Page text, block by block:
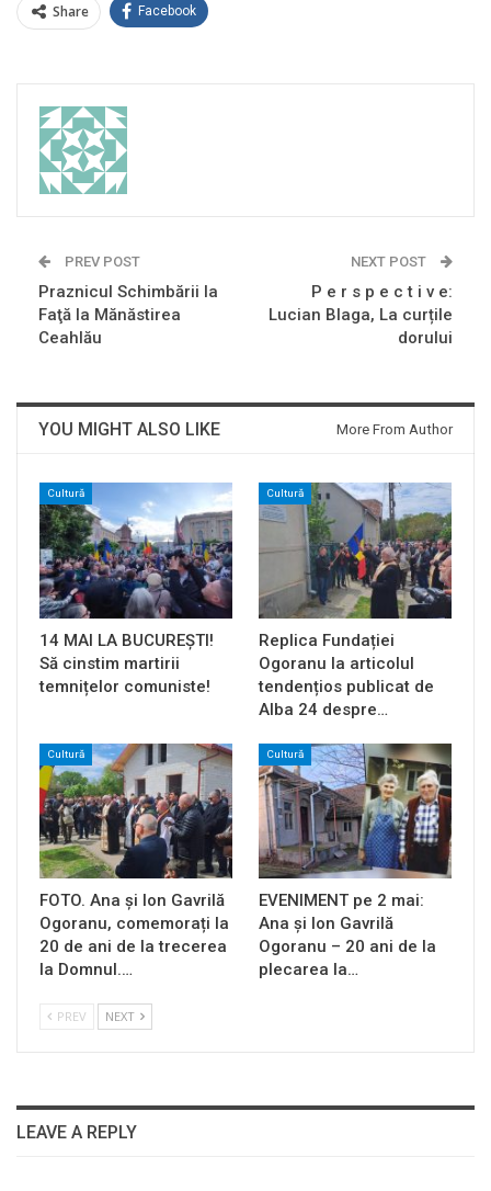
Share Facebook
PREV POST
Praznicul Schimbării la
Faţă la Mănăstirea
Ceahlău
NEXT POST
P e r s p e c t i v e:
Lucian Blaga, La curțile
dorului
YOU MIGHT ALSO LIKE More From Author
Cultură
14 MAI LA BUCUREȘTI!
Să cinstim martirii
temnițelor comuniste!
Cultură
Replica Fundației
Ogoranu la articolul
tendențios publicat de
Alba 24 despre…
Cultură
FOTO. Ana și Ion Gavrilă
Ogoranu, comemorați la
20 de ani de la trecerea
la Domnul.…
Cultură
EVENIMENT pe 2 mai:
Ana și Ion Gavrilă
Ogoranu – 20 ani de la
plecarea la…
PREV NEXT
LEAVE A REPLY